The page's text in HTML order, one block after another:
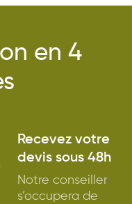
en 4
Recevez votre
devis sous 48h
Notre conseiller
s’occupera de